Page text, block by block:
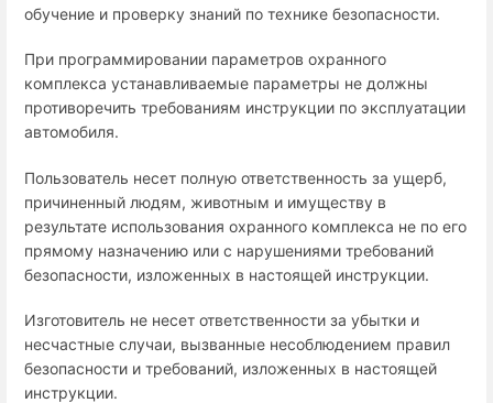
обучение и проверку знаний по технике безопасности.
При программировании параметров охранного
комплекса устанавливаемые параметры не должны
противоречить требованиям инструкции по эксплуатации
автомобиля.
Пользователь несет полную ответственность за ущерб,
причиненный людям, животным и имуществу в
результате использования охранного комплекса не по его
прямому назначению или с нарушениями требований
безопасности, изложенных в настоящей инструкции.
Изготовитель не несет ответственности за убытки и
несчастные случаи, вызванные несоблюдением правил
безопасности и требований, изложенных в настоящей
инструкции.